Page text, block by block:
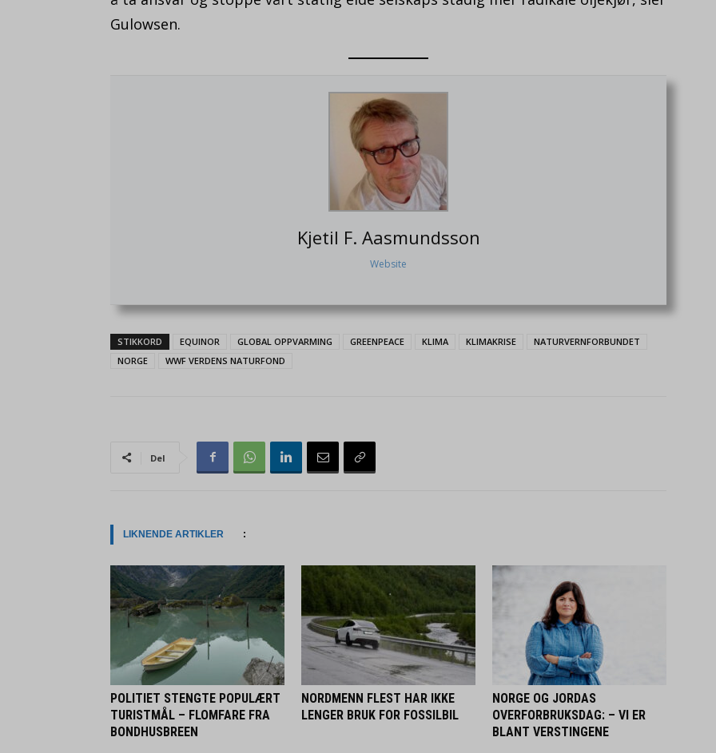
Gulowsen.
Kjetil F. Aasmundsson
Website
STIKKORD EQUINOR GLOBAL OPPVARMING GREENPEACE KLIMA KLIMAKRISE
NATURVERNFORBUNDET
NORGE
WWF VERDENS NATURFOND
Del
LIKNENDE ARTIKLER :
POLITIET STENGTE POPULÆRT
TURISTMÅL – FLOMFARE FRA
BONDHUSBREEN
NORDMENN FLEST HAR IKKE
LENGER BRUK FOR FOSSILBIL
NORGE OG JORDAS
OVERFORBRUKSDAG: – VI ER
BLANT VERSTINGENE